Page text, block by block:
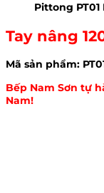
Pittong PT01
Tay nâng
Mã sản phẩm:
Bếp Nam Sơn tự
Nam!